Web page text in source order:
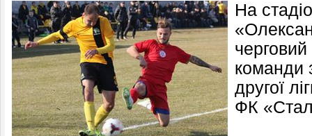
На
команди
другої
ФК